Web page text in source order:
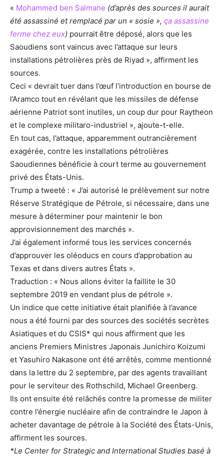
« Mohammed ben Salmane (d’après des sources il aurait
été assassiné et remplacé par un « sosie », ça assassine
ferme chez eux) pourrait être déposé, alors que les
Saoudiens sont vaincus avec l’attaque sur leurs
installations pétrolières près de Riyad », affirment les
sources.
Ceci « devrait tuer dans l’œuf l’introduction en bourse de
l’Aramco tout en révélant que les missiles de défense
aérienne Patriot sont inutiles, un coup dur pour Raytheon
et le complexe militaro-industriel », ajoute-t-elle.
En tout cas, l’attaque, apparemment outrancièrement
exagérée, contre les installations pétrolières
Saoudiennes bénéficie à court terme au gouvernement
privé des États-Unis.
Trump a tweeté : « J’ai autorisé le prélèvement sur notre
Réserve Stratégique de Pétrole, si nécessaire, dans une
mesure à déterminer pour maintenir le bon
approvisionnement des marchés ».
J’ai également informé tous les services concernés
d’approuver les oléoducs en cours d’approbation au
Texas et dans divers autres États ».
Traduction : « Nous allons éviter la faillite le 30
septembre 2019 en vendant plus de pétrole ».
Un indice que cette initiative était planifiée à l’avance
nous a été fourni par des sources des sociétés secrètes
Asiatiques et du CSIS* qui nous affirment que les
anciens Premiers Ministres Japonais Junichiro Koizumi
et Yasuhiro Nakasone ont été arrêtés, comme mentionné
dans la lettre du 2 septembre, par des agents travaillant
pour le serviteur des Rothschild, Michael Greenberg.
Ils ont ensuite été relâchés contre la promesse de militer
contre l’énergie nucléaire afin de contraindre le Japon à
acheter davantage de pétrole à la Société des États-Unis,
affirment les sources.
*Le Center for Strategic and International Studies basé à